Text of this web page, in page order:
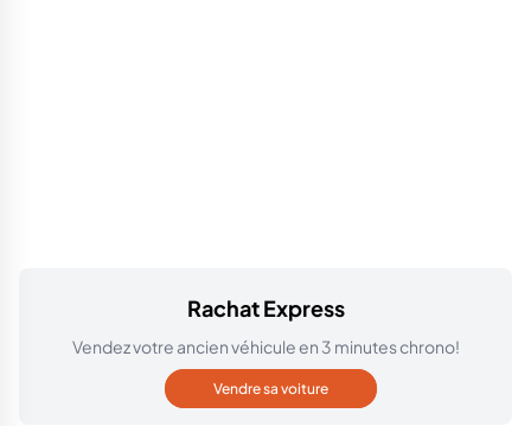
Rachat Express
Vendez votre ancien véhicule en 3 minutes chrono!
Vendre sa voiture